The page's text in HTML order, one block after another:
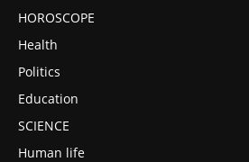
HOROSCOPE
Health
Politics
Education
SCIENCE
Human life